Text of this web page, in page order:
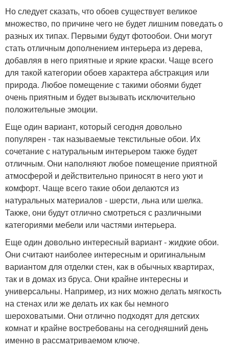
Но следует сказать, что обоев существует великое
множество, по причине чего не будет лишним поведать о
разных их типах. Первыми будут фотообои. Они могут
стать отличным дополнением интерьера из дерева,
добавляя в него приятные и яркие краски. Чаще всего
для такой категории обоев характера абстракция или
природа. Любое помещение с такими обоями будет
очень приятным и будет вызывать исключительно
положительные эмоции.
Еще один вариант, который сегодня довольно
популярен - так называемые текстильные обои. Их
сочетание с натуральным интерьером также будет
отличным. Они наполняют любое помещение приятной
атмосферой и действительно приносят в него уют и
комфорт. Чаще всего такие обои делаются из
натуральных материалов - шерсти, льна или шелка.
Также, они будут отлично смотреться с различными
категориями мебели или частями интерьера.
Еще один довольно интересный вариант - жидкие обои.
Они считают наиболее интересным и оригинальным
вариантом для отделки стен, как в обычных квартирах,
так и в домах из бруса. Они крайне интересны и
универсальны. Например, из них можно делать мягкость
на стенах или же делать их как бы немного
шероховатыми. Они отлично подходят для детских
комнат и крайне востребованы на сегодняшний день
именно в рассматриваемом ключе.